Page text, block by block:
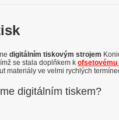
digitálním tiskovým strojem
se stala doplňkem k ofsetovému
materiály ve velmi rychlých
digitálním tiskem?